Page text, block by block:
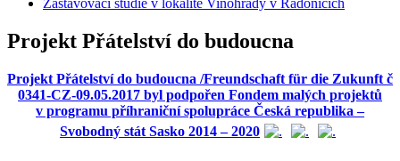
Zastavovací studie v lokalitě Vinohrady v Radonicích
Projekt Přátelství do budoucna
Projekt Přátelství do budoucna /Freundschaft für die Zukunft č
0341-CZ-09.05.2017 byl podpořen Fondem malých projektů
v programu příhraniční spolupráce Česká republika –
Svobodný stát Sasko 2014 – 2020